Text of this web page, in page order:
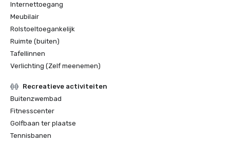
Internettoegang
Meubilair
Rolstoeltoegankelijk
Ruimte (buiten)
Tafellinnen
Verlichting (Zelf meenemen)
Recreatieve activiteiten
Buitenzwembad
Fitnesscenter
Golfbaan ter plaatse
Tennisbanen